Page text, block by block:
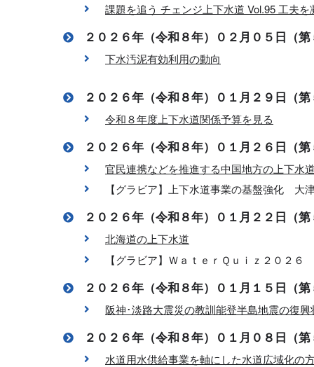
課題を追う チェンジ上下水道 Vol.95 工夫
２０２６年（令和８年）０２月０５日（
下水汚泥有効利用の動向
２０２６年（令和８年）０１月２９日（
令和８年度上下水道関係予算を見る
２０２６年（令和８年）０１月２６日（
官民連携などを推進する中国地方の上下水
【グラビア】上下水道事業の基盤強化 大
２０２６年（令和８年）０１月２２日（
北海道の上下水道
【グラビア】ＷａｔｅｒＱｕｉｚ２０２６
２０２６年（令和８年）０１月１５日（
阪神･淡路大震災の教訓能登半島地震の復興
２０２６年（令和８年）０１月０８日（
水道用水供給事業を軸にした水道広域化の